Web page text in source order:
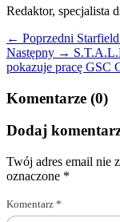
Redaktor, specjalista
← Poprzedni
Następny →
pokazuje pracę GSC
Komentarze (0)
Dodaj
Twój adres email nie
oznaczone *
Komentarz *